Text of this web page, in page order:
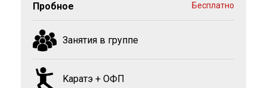
Пробное Бесплатно
Занятия в группе
Kаратэ + ОФП